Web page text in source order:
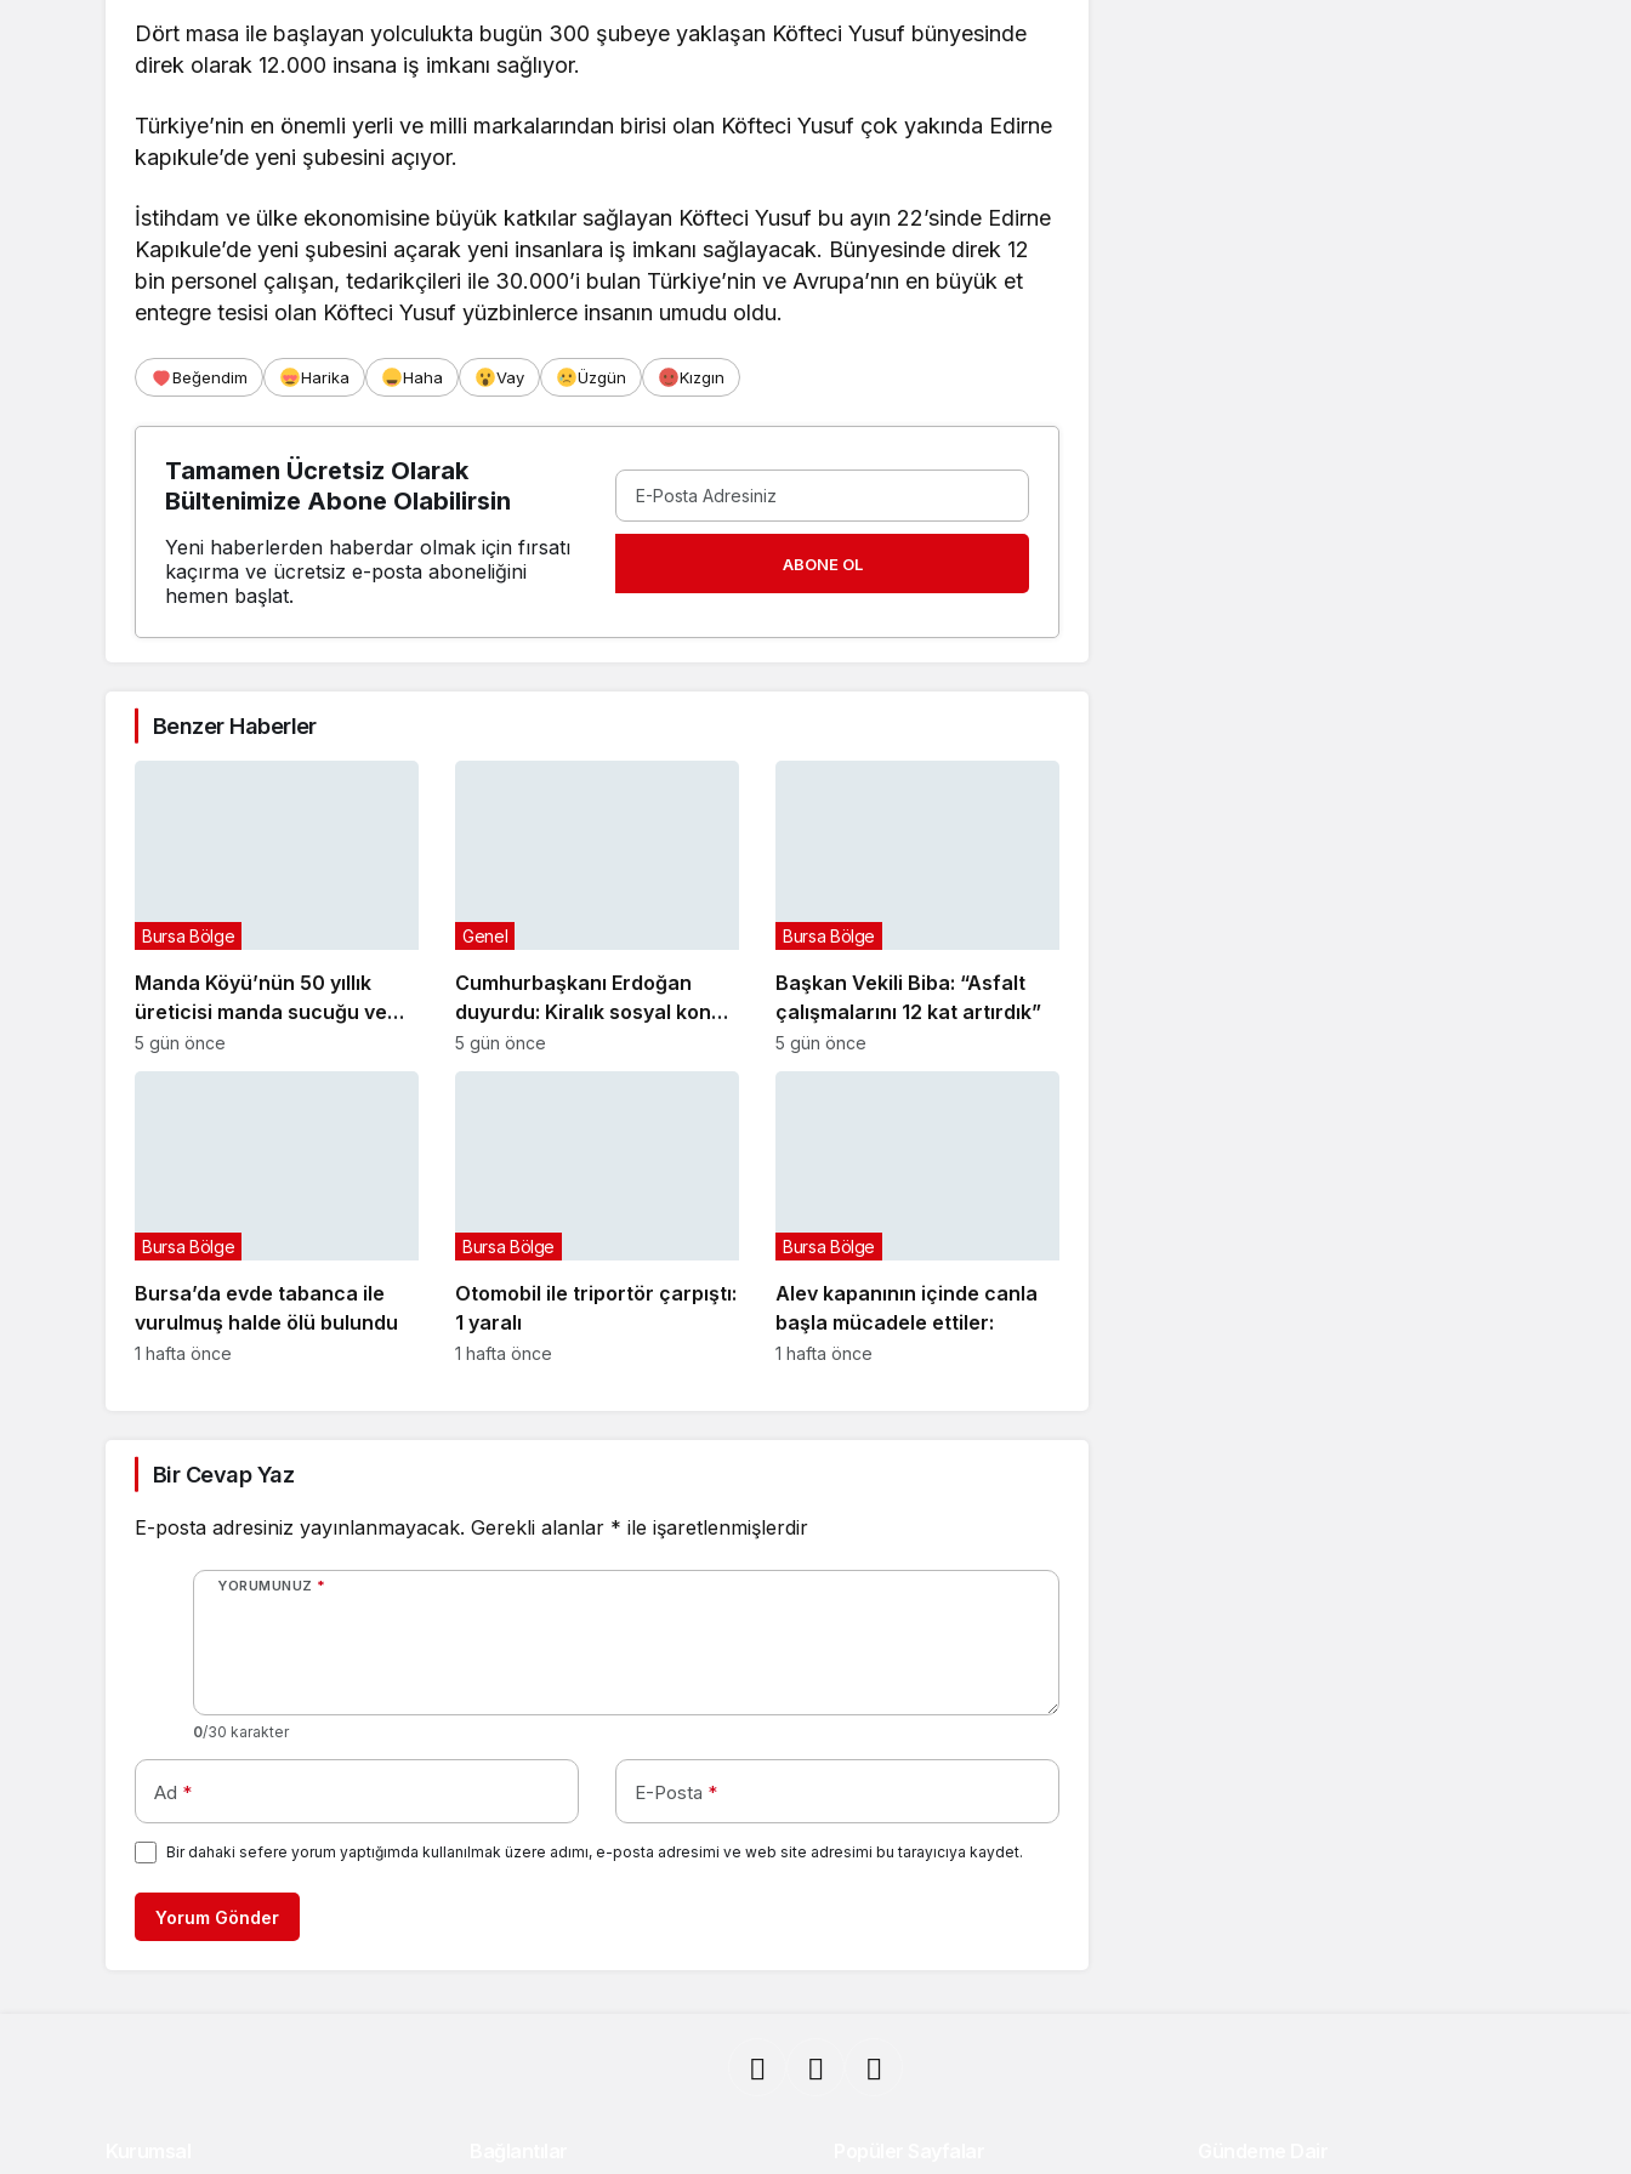
Dört masa ile başlayan yolculukta bugün 300 şubeye yaklaşan Köfteci Yusuf bünyesinde
direk olarak 12.000 insana iş imkanı sağlıyor.
Türkiye’nin en önemli yerli ve milli markalarından birisi olan Köfteci Yusuf çok yakında Edirne
kapıkule’de yeni şubesini açıyor.
İstihdam ve ülke ekonomisine büyük katkılar sağlayan Köfteci Yusuf bu ayın 22’sinde Edirne
Kapıkule’de yeni şubesini açarak yeni insanlara iş imkanı sağlayacak. Bünyesinde direk 12
bin personel çalışan, tedarikçileri ile 30.000’i bulan Türkiye’nin ve Avrupa’nın en büyük et
entegre tesisi olan Köfteci Yusuf yüzbinlerce insanın umudu oldu.
Beğendim Harika Haha Vay Üzgün Kızgın
Tamamen Ücretsiz Olarak
Bültenimize Abone Olabilirsin
Yeni haberlerden haberdar olmak için fırsatı
kaçırma ve ücretsiz e-posta aboneliğini
hemen başlat.
ABONE OL
Benzer Haberler
Manda Köyü’nün 50 yıllık
üreticisi manda sucuğu ve
yoğurduyla fark oluşturdu
Bursa Bölge
5 gün önce
Cumhurbaşkanı Erdoğan
duyurdu: Kiralık sosyal konut
projesi eylülde başlıyor
Genel
5 gün önce
Başkan Vekili Biba: “Asfalt
çalışmalarını 12 kat artırdık”
Bursa Bölge
5 gün önce
Bursa’da evde tabanca ile
vurulmuş halde ölü bulundu
Bursa Bölge
1 hafta önce
Otomobil ile triportör çarpıştı:
1 yaralı
Bursa Bölge
1 hafta önce
Alev kapanının içinde canla
başla mücadele ettiler:
Bursa Bölge
1 hafta önce
Bir Cevap Yaz
E-posta adresiniz yayınlanmayacak. Gerekli alanlar * ile işaretlenmişlerdir
YORUMUNUZ *
0/30 karakter
Ad * E-Posta *
Bir dahaki sefere yorum yaptığımda kullanılmak üzere adımı, e-posta adresimi ve web site adresimi bu tarayıcıya kaydet.
Yorum Gönder